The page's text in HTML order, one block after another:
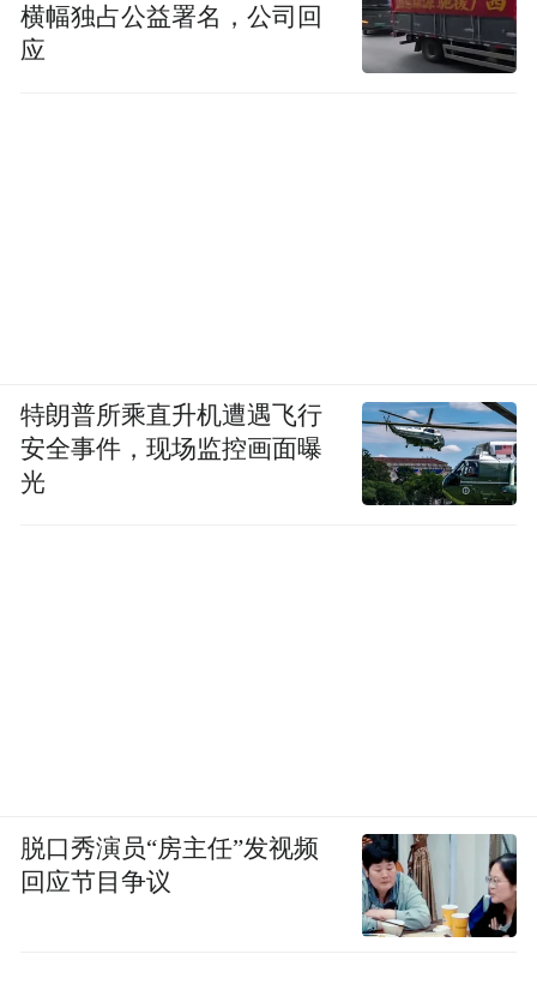
横幅独占公益署名，公司回
应
特朗普所乘直升机遭遇飞行
安全事件，现场监控画面曝
光
脱口秀演员“房主任”发视频
回应节目争议